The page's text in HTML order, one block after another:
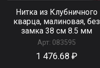
Нитка из Клубничного
кварца, малиновая, без
замка 38 см 8.5 мм
Арт: 083595
1 476.68 ₽